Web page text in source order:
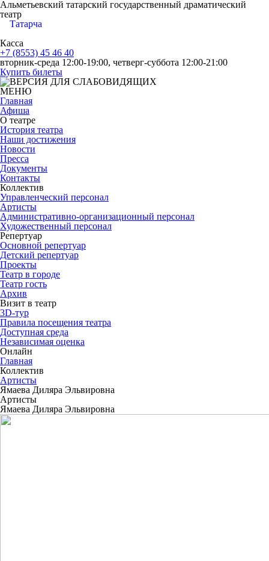
Альметьевский татарский государственный драматический
театр
Татарча
Касса
+7 (8553) 45 46 40
вторник-среда 12:00-19:00, четверг-суббота 12:00-21:00
Купить билеты
МЕНЮ
Главная
Афиша
О театре
История театра
Наши достижения
Новости
Пресса
Документы
Контакты
Коллектив
Управленческий персонал
Артисты
Административно-организационный персонал
Художественный персонал
Репертуар
Основной репертуар
Детский репертуар
Проекты
Театр в городе
Театр гость
Архив
Визит в театр
3D-тур
Правила посещения театра
Доступная среда
Независимая оценка
Онлайн
Главная
Коллектив
Артисты
Ямаева Диляра Эльвировна
Артисты
Ямаева Диляра Эльвировна